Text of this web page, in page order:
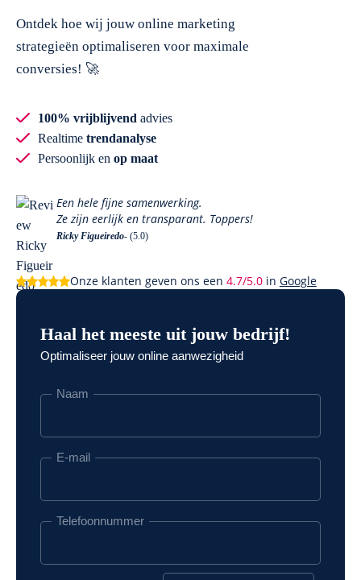
Ontdek hoe wij jouw online marketing
strategieën optimaliseren voor maximale
conversies! 🚀
100% vrijblijvend advies
Realtimetrendanalyse
Persoonlijk enop maat
Een hele fijne samenwerking.
Ze zijn eerlijk en transparant. Toppers!
Ricky Figueiredo- (5.0)
Onze klanten geven ons een 4.7/5.0in Google
Haal het meeste uit jouw bedrijf!
Optimaliseer jouw online aanwezigheid
Naam
E-mail
Telefoonnummer